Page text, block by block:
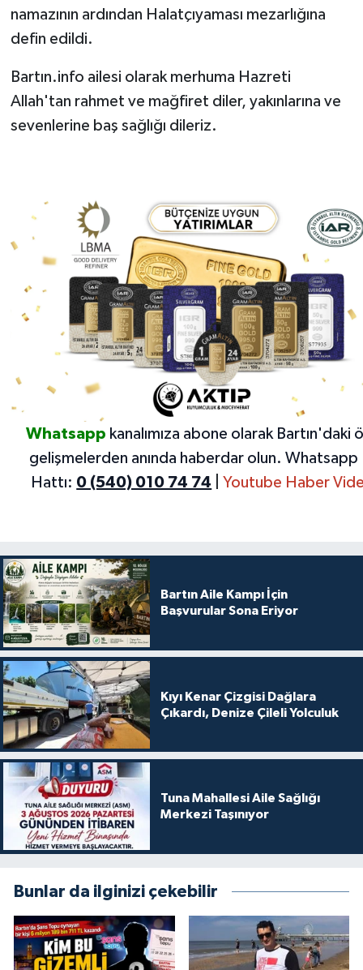
namazının ardından Halatçıyaması mezarlığına
defin edildi.
Bartın.info ailesi olarak merhuma Hazreti
Allah'tan rahmet ve mağfiret diler, yakınlarına ve
sevenlerine baş sağlığı dileriz.
Whatsapp kanalımıza abone olarak Bartın'daki
gelişmelerden anında haberdar olun. Whatsapp
Hattı: 0 (540) 010 74 74 |Youtube Haber
Bartın Aile Kampı İçin
Başvurular Sona Eriyor
Kıyı Kenar Çizgisi Dağlara
Çıkardı, Denize Çileli Yolculuk
Tuna Mahallesi Aile Sağlığı
Merkezi Taşınıyor
Bunlar da ilginizi çekebilir
DÜNYA